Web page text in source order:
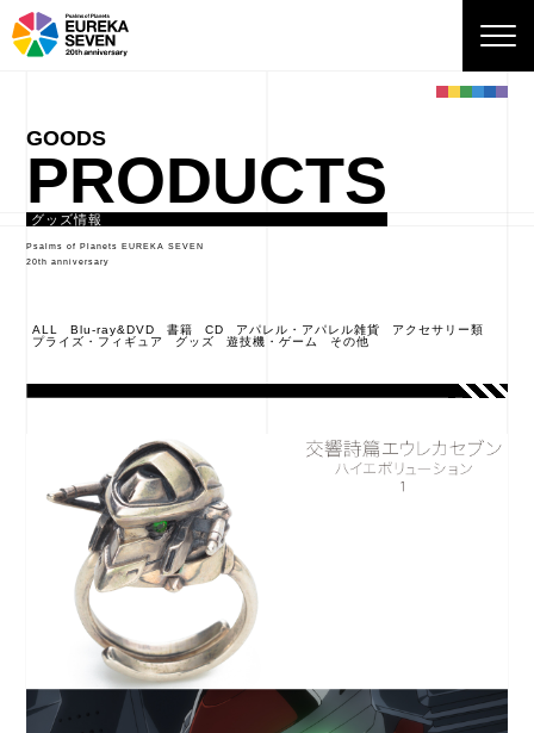
PRODUCTS
グッズ情報
Psalms of Planets EUREKA SEVEN
20th anniversary
ALL Blu-ray&DVD 書籍 CD アパレル・アパレル雑貨
アクセサリー類
プライズ・フィギュア
グッズ 遊技機・ゲーム その他